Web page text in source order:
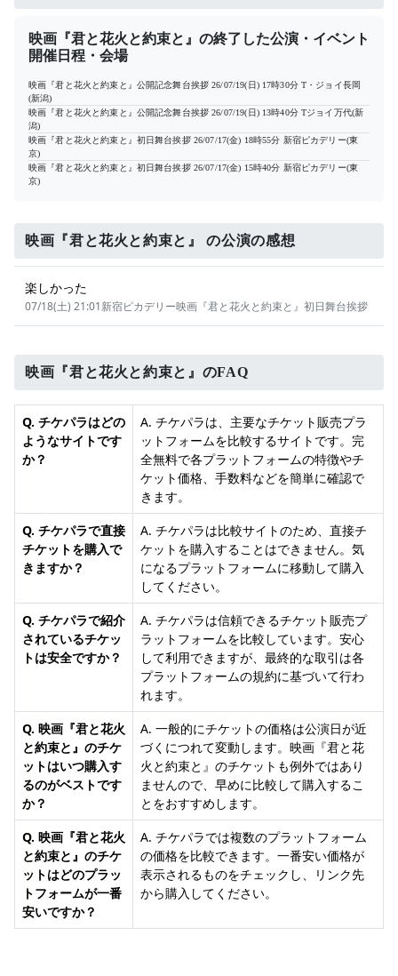
映画『君と花火と約束と』の終了した公演・イベント
開催日程・会場
映画『君と花火と約束と』公開記念舞台挨拶 26/07/19(日) 17時30分 T・ジョイ長岡
(新潟)
映画『君と花火と約束と』公開記念舞台挨拶 26/07/19(日) 13時40分 Tジョイ万代(新
潟)
映画『君と花火と約束と』初日舞台挨拶 26/07/17(金) 18時55分 新宿ピカデリー(東
京)
映画『君と花火と約束と』初日舞台挨拶 26/07/17(金) 15時40分 新宿ピカデリー(東
京)
映画『君と花火と約束と』 の公演の感想
楽しかった
07/18(土) 21:01新宿ピカデリー映画『君と花火と約束と』初日舞台挨拶
映画『君と花火と約束と』のFAQ
Q. チケパラはどの
ようなサイトです
か？
A. チケパラは、主要なチケット販売プラ
ットフォームを比較するサイトです。完
全無料で各プラットフォームの特徴やチ
ケット価格、手数料などを簡単に確認で
きます。
Q. チケパラで直接
チケットを購入で
きますか？
A. チケパラは比較サイトのため、直接チ
ケットを購入することはできません。気
になるプラットフォームに移動して購入
してください。
Q. チケパラで紹介
されているチケッ
トは安全ですか？
A. チケパラは信頼できるチケット販売プ
ラットフォームを比較しています。安心
して利用できますが、最終的な取引は各
プラットフォームの規約に基づいて行わ
れます。
Q. 映画『君と花火
と約束と』のチケ
ットはいつ購入す
るのがベストです
か？
A. 一般的にチケットの価格は公演日が近
づくにつれて変動します。映画『君と花
火と約束と』のチケットも例外ではあり
ませんので、早めに比較して購入するこ
とをおすすめします。
Q. 映画『君と花火
と約束と』のチケ
ットはどのプラッ
トフォームが一番
安いですか？
A. チケパラでは複数のプラットフォーム
の価格を比較できます。一番安い価格が
表示されるものをチェックし、リンク先
から購入してください。